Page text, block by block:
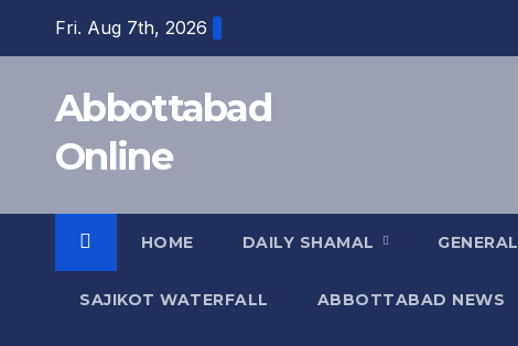
Fri. Aug 7th, 2026
Abbottabad
Online
HOME DAILY SHAMAL GENERAL
SAJIKOT WATERFALL ABBOTTABAD NEWS